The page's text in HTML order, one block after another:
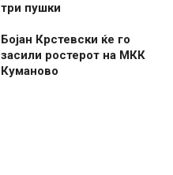
три пушки
Бојан Крстевски ќе го
засили ростерот на МКК
Куманово